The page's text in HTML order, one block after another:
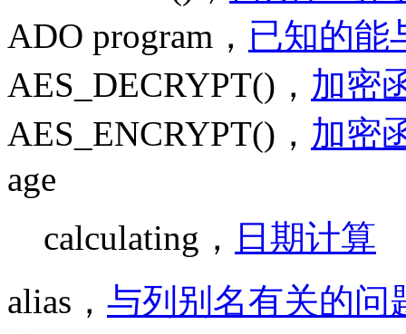
ADO program， 已知的能
AES_DECRYPT()， 加密
AES_ENCRYPT()， 加密
age
calculating，
日期计算
alias， 与列别名有关的问